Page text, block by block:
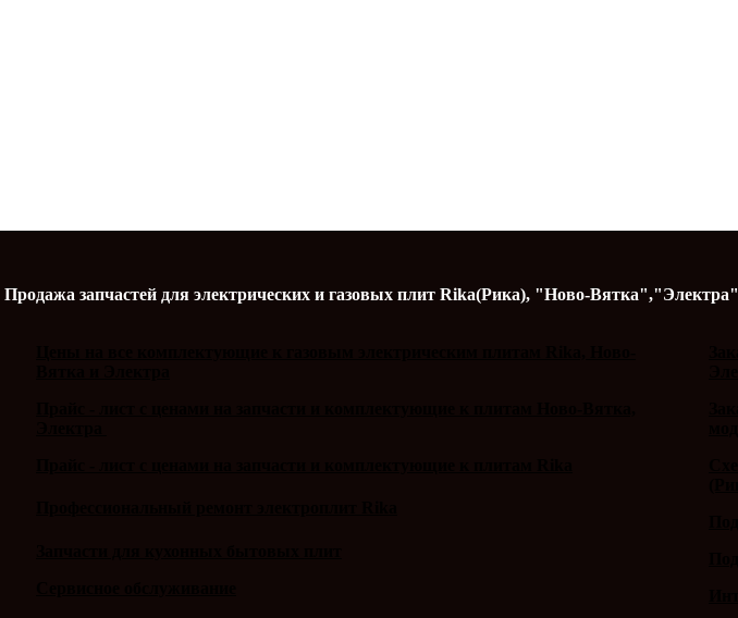
Продажа запчастей для электрических и газовых плит Rika(Рика), "Ново-Вятка","Электра"